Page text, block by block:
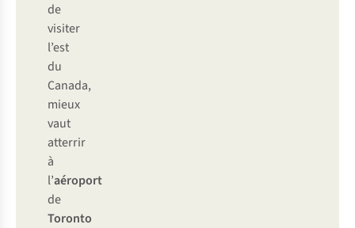
de
visiter
l’est
du
Canada,
mieux
vaut
atterrir
à
l’aéroport
de
Toronto